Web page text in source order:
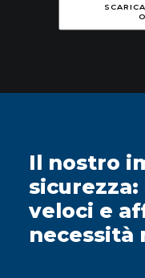
Il nostro
veloci e
necessità